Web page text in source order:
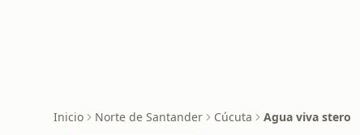
Inicio Norte de Santander Cúcuta Agua viva stero